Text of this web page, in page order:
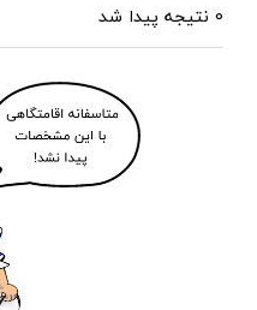
0 نتیجه پیدا شد